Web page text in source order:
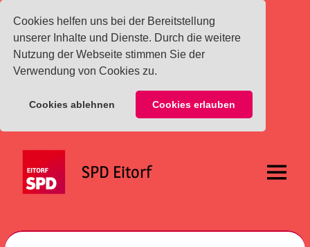
Cookies helfen uns bei der Bereitstellung
unserer Inhalte und Dienste. Durch die weitere
Nutzung der Webseite stimmen Sie der
Verwendung von Cookies zu.
Cookies ablehnen Cookies erlauben
springen
SPD Eitorf Menü